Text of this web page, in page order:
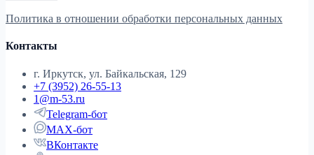
Политика в отношении обработки персональных данных
Контакты
г. Иркутск, ул. Байкальская, 129
+7 (3952) 26-55-13
1@m-53.ru
Telegram-бот
MAX-бот
ВКонтакте